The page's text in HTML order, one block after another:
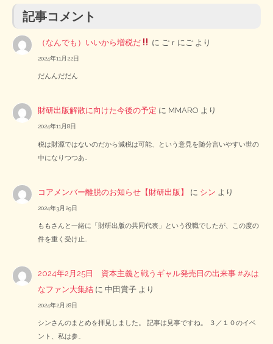
記事コメント
（なんでも）いいから増税だ に ごｒにご より
2024年11月22日
だんんだだん
財研出版解散に向けた今後の予定 に MMARO より
2024年11月8日
税は財源ではないのだから減税は可能、という意見を随分言いやすい世の
中になりつつあ…
コアメンバー離脱のお知らせ【財研出版】 に シン より
2024年3月29日
ももさんと一緒に「財研出版の共同代表」という役職でしたが、この度の
件を重く受け止…
2024年2月25日 資本主義と戦うギャル発売日の出来事 #みは
なファン大集結 に中田賞子 より
2024年2月28日
シンさんのまとめを拝見しました。 記事は見事ですね。 ３／１０のイベ
ント、私は参…